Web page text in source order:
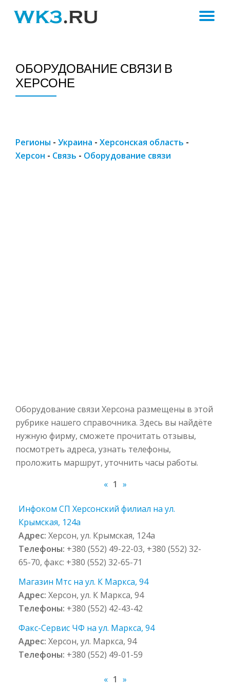
ОБОРУДОВАНИЕ СВЯЗИ В
ХЕРСОНЕ
Регионы - Украина - Херсонская область -
Херсон - Связь - Оборудование связи
Оборудование связи Херсона размещены в этой
рубрике нашего справочника. Здесь вы найдёте
нужную фирму, сможете прочитать отзывы,
посмотреть адреса, узнать телефоны,
проложить маршрут, уточнить часы работы.
« 1 »
Инфоком СП Херсонский филиал на ул.
Крымская, 124а
Адрес:Херсон, ул. Крымская, 124а
Телефоны: +380 (552) 49-22-03, +380 (552) 32-
65-70, факс: +380 (552) 32-65-71
Магазин Мтс на ул. К Маркса, 94
Адрес:Херсон, ул. К Маркса, 94
Телефоны: +380 (552) 42-43-42
Факс-Сервис ЧФ на ул. Маркса, 94
Адрес:Херсон, ул. Маркса, 94
Телефоны: +380 (552) 49-01-59
« 1 »